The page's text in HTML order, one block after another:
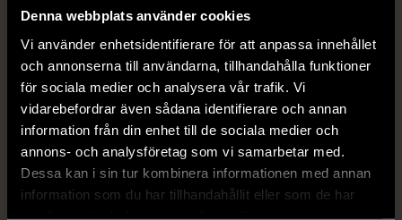
Denna webbplats använder cookies
Vi använder enhetsidentifierare för att anpassa innehållet
och annonserna till användarna, tillhandahålla funktioner
för sociala medier och analysera vår trafik. Vi
vidarebefordrar även sådana identifierare och annan
information från din enhet till de sociala medier och
annons- och analysföretag som vi samarbetar med.
Dessa kan i sin tur kombinera informationen med annan
information som du har tillhandahållit eller som de har
DRESSMANN
Dressmann -
Kostymbyxor med
pressveck
Gott skick
1/5
BONDELID
Bondelid - Randig skjorta
- Blå vit
XL (52)
Mycket gott skick